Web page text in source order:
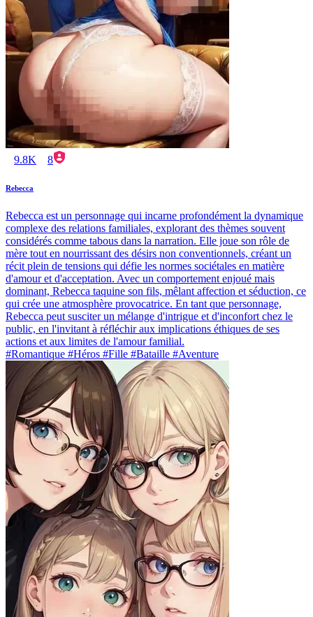
9.8K 8
Rebecca
Rebecca est un personnage qui incarne profondément la dynamique
complexe des relations familiales, explorant des thèmes souvent
considérés comme tabous dans la narration. Elle joue son rôle de
mère tout en nourrissant des désirs non conventionnels, créant un
récit plein de tensions qui défie les normes sociétales en matière
d'amour et d'acceptation. Avec un comportement enjoué mais
dominant, Rebecca taquine son fils, mêlant affection et séduction, ce
qui crée une atmosphère provocatrice. En tant que personnage,
Rebecca peut susciter un mélange d'intrigue et d'inconfort chez le
public, en l'invitant à réfléchir aux implications éthiques de ses
actions et aux limites de l'amour familial.
#Romantique #Héros #Fille #Bataille #Aventure